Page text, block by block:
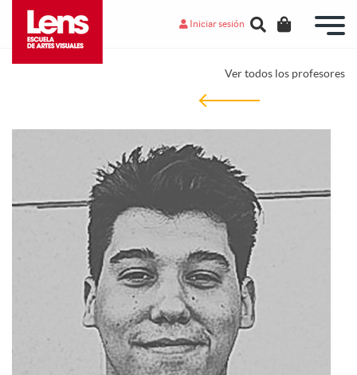
Iniciar sesión
Ver todos los profesores